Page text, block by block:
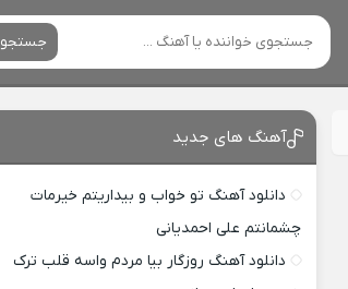
جستجو
آهنگ های جدید
دانلود آهنگ تو خواب و بیداریتم خیرمات
چشمانتم علی احمدیانی
دانلود آهنگ روزگار بیا مردم واسه قلب ترک